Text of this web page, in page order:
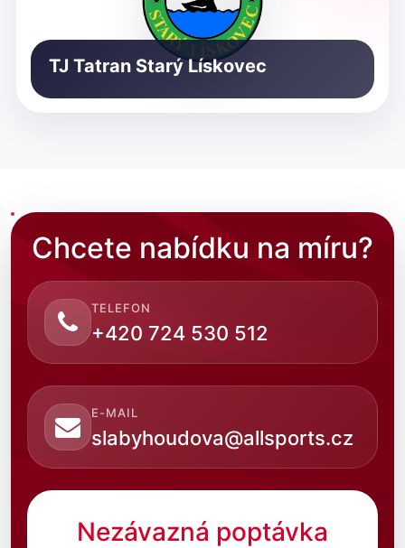
TJ Tatran Starý Lískovec
Chcete nabídku na míru?
TELEFON
+420 724 530 512
E-MAIL
slabyhoudova@allsports.cz
Nezávazná poptávka